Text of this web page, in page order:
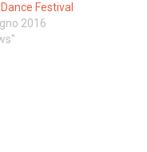
Festival
2016